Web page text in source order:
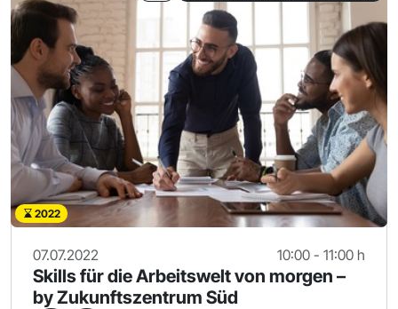
2022
07.07.2022 10:00 - 11:00 h
Skills für die Arbeitswelt von morgen –
by Zukunftszentrum Süd